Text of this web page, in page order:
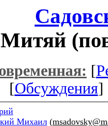
Митяй
[
[Обсуждения]
Михаил(